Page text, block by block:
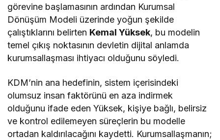
görevine başlamasının ardından Kurumsal
Dönüşüm Modeli üzerinde yoğun şekilde
çalıştıklarını belirten Kemal Yüksek, bu modelin
temel çıkış noktasının devletin dijital anlamda
kurumsallaşması ihtiyacı olduğunu söyledi.
KDM’nin ana hedefinin, sistem içerisindeki
olumsuz insan faktörünü en aza indirmek
olduğunu ifade eden Yüksek, kişiye bağlı, belirsiz
ve kontrol edilemeyen süreçlerin bu modelle
ortadan kaldırılacağını kaydetti. Kurumsallaşmanın;